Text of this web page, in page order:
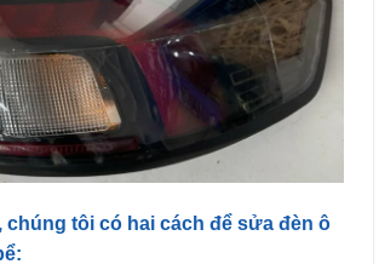
chúng tôi có hai cách để sửa đèn ô